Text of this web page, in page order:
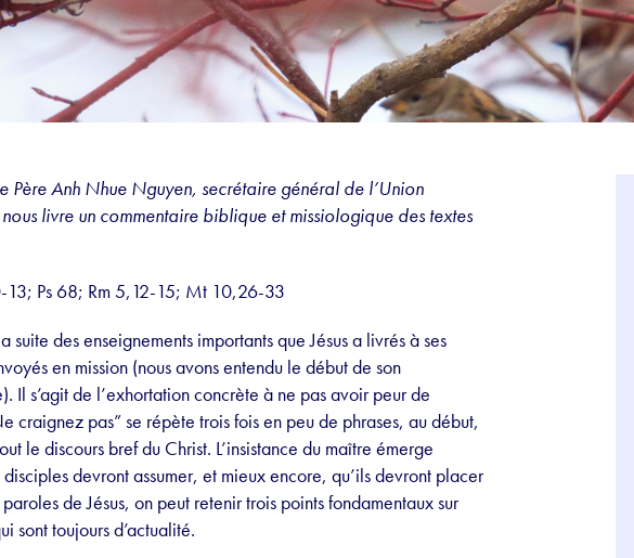
Père Anh Nhue Nguyen, secrétaire général de l’Union
livre un commentaire biblique et missiologique des textes
13; Ps 68; Rm 5,12-15; Mt 10,26-33
suite des enseignements importants que Jésus a livrés à ses
en mission (nous avons entendu le début de son
Il s’agit de l’exhortation concrète à ne pas avoir peur de
craignez pas” se répète trois fois en peu de phrases, au début,
le discours bref du Christ. L’insistance du maître émerge
devront assumer, et mieux encore, qu’ils devront placer
de Jésus, on peut retenir trois points fondamentaux sur
sont toujours d’actualité.